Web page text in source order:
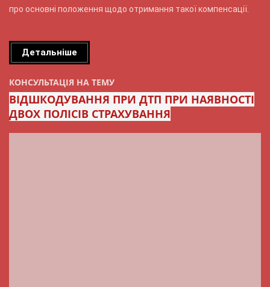
про основні положення щодо отримання такої компенсації.
Детальніше
КОНСУЛЬТАЦІЯ НА ТЕМУ
ВІДШКОДУВАННЯ ПРИ ДТП ПРИ НАЯВНОСТІ
ДВОХ ПОЛІСІВ СТРАХУВАННЯ